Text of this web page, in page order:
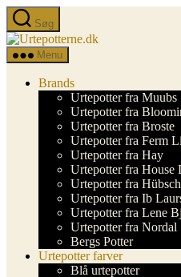
Spring
til
indholdet
Søg
Urtepotterne.dk
Menu
Brands
Urtepotter fra Muubs
Urtepotter fra
Urtepotter fra Broste
Urtepotter fra Ferm
Urtepotter fra Hay
Urtepotter fra House
Urtepotter fra Hübsch
Urtepotter fra Ib
Urtepotter fra Lene
Urtepotter fra Nordal
Bergs Potter
Urtepotter farver
Blå urtepotter